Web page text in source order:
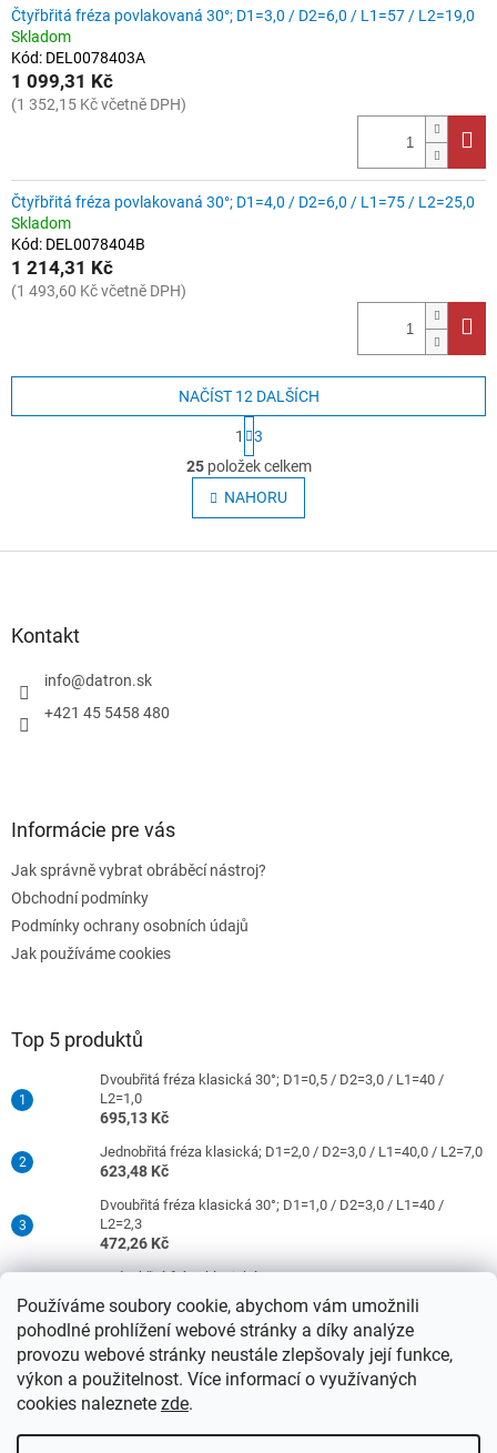
Používáme soubory cookie, abychom vám umožnili
pohodlné prohlížení webové stránky a díky analýze
provozu webové stránky neustále zlepšovaly její funkce,
výkon a použitelnost. Více informací o využívaných
cookies naleznete zde.
Čtyřbřitá fréza povlakovaná 30°; D1=3,0 / D2=6,0 / L1=57 / L2=19,0
Skladom
Kód: DEL0078403A
1 099,31 Kč
(1 352,15 Kč včetně DPH)
Čtyřbřitá fréza povlakovaná 30°; D1=4,0 / D2=6,0 / L1=75 / L2=25,0
Skladom
Kód: DEL0078404B
1 214,31 Kč
(1 493,60 Kč včetně DPH)
O
v
l
á
NAČÍST 12 DALŠÍCH
t
r
á
n
k
v
1
3
25položek celkem
NAHORU
Kontakt
info@datron.sk
+421 45 5458 480
Informácie pre vás
Jak správně vybrat obráběcí nástroj?
Obchodní podmínky
Podmínky ochrany osobních údajů
Jak používáme cookies
Top 5 produktů
Dvoubřitá fréza klasická 30°; D1=0,5 / D2=3,0 / L1=40 /
L2=1,0
695,13 Kč
Jednobřitá fréza klasická; D1=2,0 / D2=3,0 / L1=40,0 / L2=7,0
623,48 Kč
Dvoubřitá fréza klasická 30°; D1=1,0 / D2=3,0 / L1=40 /
L2=2,3
472,26 Kč
Jednobřitá fréza klasická; D1=0,5 / D2=3,0 / L1=40 / L2=1,5
421,26 Kč
Dvoubřitá fréza klasická 30°; D1=2,0 / D2=3,0 / L1=40 /
L2=9,0
472,26 Kč